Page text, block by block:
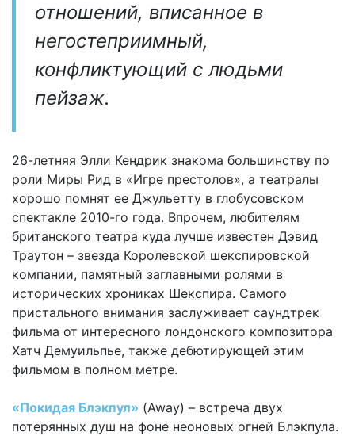
отношений, вписанное в
негостеприимный,
конфликтующий с людьми
пейзаж.
26-летняя Элли Кендрик знакома большинству по
роли Миры Рид в «Игре престолов», а театралы
хорошо помнят ее Джульетту в глобусовском
спектакле 2010-го года. Впрочем, любителям
британского театра куда лучше известен Дэвид
Траутон – звезда Королевской шекспировской
компании, памятный заглавными ролями в
исторических хрониках Шекспира. Самого
пристального внимания заслуживает саундтрек
фильма от интересного лондонского композитора
Хатч Демуильпье, также дебютирующей этим
фильмом в полном метре.
«Покидая Блэкпул» (Away) – встреча двух
потерянных душ на фоне неоновых огней Блэкпула.